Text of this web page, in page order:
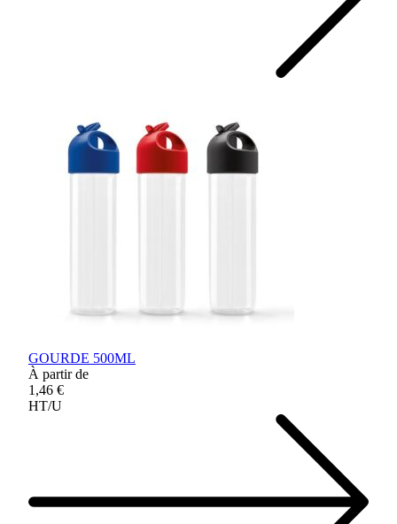
GOURDE 500ML
À partir de
1,46 €
HT/U